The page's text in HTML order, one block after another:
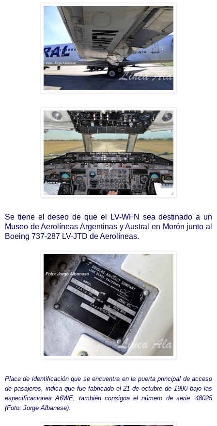
Se tiene el deseo de que el LV-WFN sea destinado a un
Museo de Aerolíneas Argentinas y Austral en Morón junto al
Boeing 737-287 LV-JTD de Aerolíneas.
Placa de identificación que se encuentra en la puerta principal de acceso
de pasajeros, indica que fue fabricado el 21 de octubre de 1980 bajo las
especificaciones A6WE, también consigna el número de serie. 48025
(Foto: Jorge Albanese).